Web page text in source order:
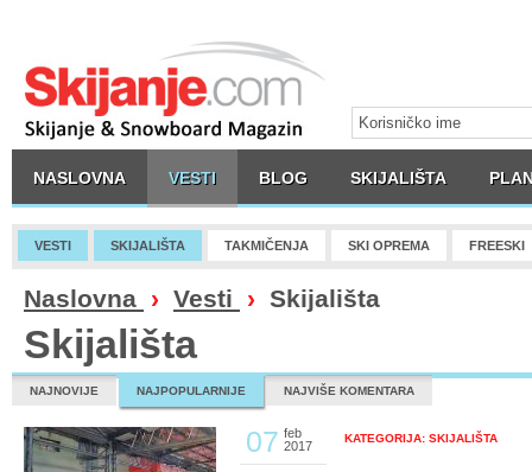
NASLOVNA VESTI BLOG SKIJALIŠTA
VESTI SKIJALIŠTA TAKMIČENJA SKI OPREMA FREESKI
Naslovna › Vesti › Skijališta
Skijališta
NAJNOVIJE NAJPOPULARNIJE NAJVIŠE KOMENTARA
07 feb
2017
KATEGORIJA: SKIJALIŠTA